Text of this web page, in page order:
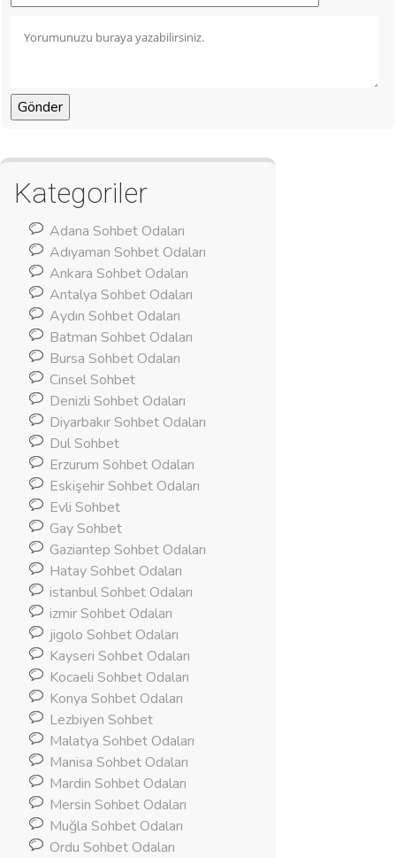
Kategoriler
Adana Sohbet Odaları
Adıyaman Sohbet Odaları
Ankara Sohbet Odaları
Antalya Sohbet Odaları
Aydın Sohbet Odaları
Batman Sohbet Odaları
Bursa Sohbet Odaları
Cinsel Sohbet
Denizli Sohbet Odaları
Diyarbakır Sohbet Odaları
Dul Sohbet
Erzurum Sohbet Odaları
Eskişehir Sohbet Odaları
Evli Sohbet
Gay Sohbet
Gaziantep Sohbet Odaları
Hatay Sohbet Odaları
istanbul Sohbet Odaları
izmir Sohbet Odaları
jigolo Sohbet Odaları
Kayseri Sohbet Odaları
Kocaeli Sohbet Odaları
Konya Sohbet Odaları
Lezbiyen Sohbet
Malatya Sohbet Odaları
Manisa Sohbet Odaları
Mardin Sohbet Odaları
Mersin Sohbet Odaları
Muğla Sohbet Odaları
Ordu Sohbet Odaları